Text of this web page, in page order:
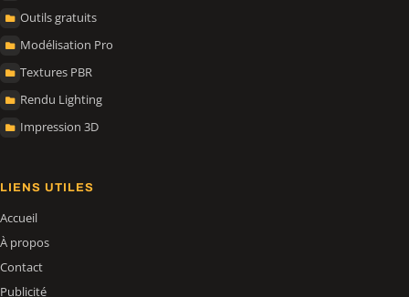
Outils gratuits
Modélisation Pro
Textures PBR
Rendu Lighting
Impression 3D
LIENS UTILES
Accueil
À propos
Contact
Publicité